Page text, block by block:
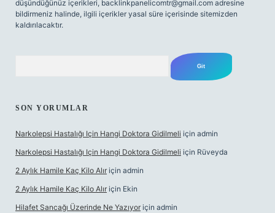
düşündüğünüz içerikleri, backlinkpanelicomtr@gmail.com adresine
bildirmeniz halinde, ilgili içerikler yasal süre içerisinde sitemizden
kaldırılacaktır.
SON YORUMLAR
Narkolepsi Hastalığı Için Hangi Doktora Gidilmeli için admin
Narkolepsi Hastalığı Için Hangi Doktora Gidilmeli için Rüveyda
2 Aylık Hamile Kaç Kilo Alır için admin
2 Aylık Hamile Kaç Kilo Alır için Ekin
Hilafet Sancağı Üzerinde Ne Yazıyor için admin